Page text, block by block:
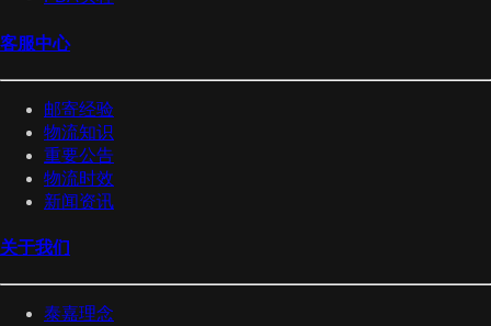
客服中心
邮寄经验
物流知识
重要公告
物流时效
新闻资讯
关于我们
泰嘉理念